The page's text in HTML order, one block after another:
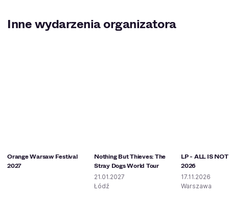
Inne wydarzenia organizatora
Orange Warsaw Festival
2027
Nothing But Thieves: The
Stray Dogs World Tour
21.01.2027
Łódź
LP - ALL IS
2026
17.11.2026
Warszawa